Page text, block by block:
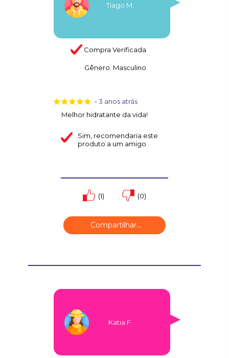
Tiago M.
Compra Verificada
Gênero: Masculino
-3 anos atrás
Melhor hidratante da vida!
Sim , recomendaria este
produto a um amigo
(1) (0)
Compartilhar...
Katia F.